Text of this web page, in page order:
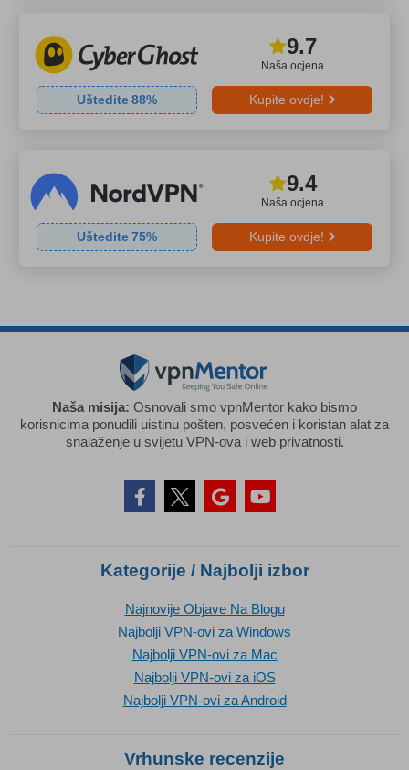
Naša ocjena
9.7
Uštedite88% Kupite ovdje!
Naša ocjena
9.4
Uštedite75% Kupite ovdje!
Naša misija: Osnovali smo vpnMentor kako bismo
korisnicima ponudili uistinu pošten, posvećen i koristan alat za
snalaženje u svijetu VPN-ova i web privatnosti.
Kategorije / Najbolji izbor
Najnovije Objave Na Blogu
Najbolji VPN-ovi za Windows
Najbolji VPN-ovi za Mac
Najbolji VPN-ovi za iOS
Najbolji VPN-ovi za Android
Vrhunske recenzije